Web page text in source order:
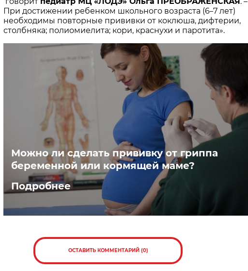
При достижении ребенком школьного возраста (6–7 лет)
необходимы повторные прививки от коклюша, дифтерии,
столбняка; полиомиелита; кори, краснухи и паротита».
Можно ли сделать прививку от гриппа
беременной или кормящей маме?
Подробнее
ОСТАВИТЬ КОММЕНТАРИЙ (0)